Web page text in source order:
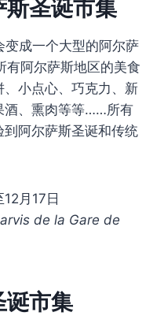
斯圣诞市集
变成一个大型的阿尔萨
阿尔萨斯地区的美食
小点心、巧克力、新
酒、熏肉等等……所有
阿尔萨斯圣诞和传统
月17日
de la Gare de
诞市集